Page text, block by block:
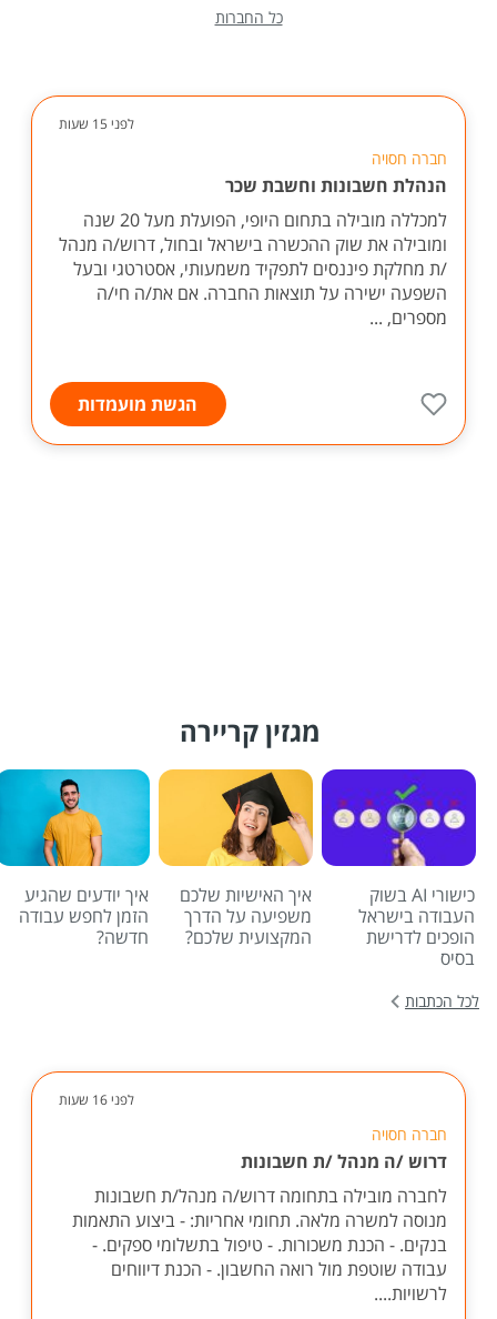
כל החברות
לפני 15 שעות
חברה חסויה
הנהלת חשבונות וחשבת שכר
למכללה מובילה בתחום היופי, הפועלת מעל 20 שנה
ומובילה את שוק ההכשרה בישראל ובחול, דרוש/ה מנהל
/ת מחלקת פיננסים לתפקיד משמעותי, אסטרטגי ובעל
השפעה ישירה על תוצאות החברה. אם את/ה חי/ה
מספרים, ...
הגשת מועמדות
מגזין קריירה
כישורי AI בשוק
העבודה בישראל
הופכים לדרישת
בסיס
איך האישיות שלכם
משפיעה על הדרך
המקצועית שלכם?
איך יודעים שהגיע
הזמן לחפש עבודה
חדשה?
לכל הכתבות
לפני 16 שעות
חברה חסויה
דרוש /ה מנהל /ת חשבונות
לחברה מובילה בתחומה דרוש/ה מנהל/ת חשבונות
מנוסה למשרה מלאה. תחומי אחריות: - ביצוע התאמות
בנקים. - הכנת משכורות. - טיפול בתשלומי ספקים. -
עבודה שוטפת מול רואה החשבון. - הכנת דיווחים
לרשויות....